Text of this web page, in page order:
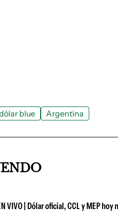
blue Argentina
VIVO | Dólar oficial, CCL y MEP hoy